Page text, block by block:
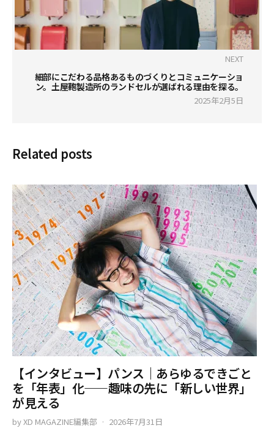
NEXT
細部にこだわる品格あるものづくりとコミュニケーショ
ン。土屋鞄製造所のランドセルが選ばれる理由を探る。
2025年2月5日
Related posts
【インタビュー】パンス｜あらゆるできごと
を「年表」化——趣味の先に「新しい世界」
が見える
byXD MAGAZINE編集部 2026年7月31日